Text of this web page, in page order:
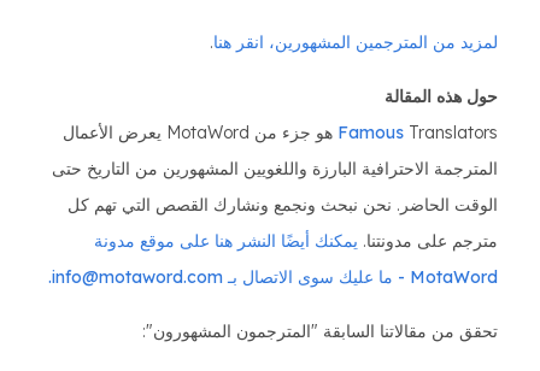
لمزيد من المترجمين المشهورين، انقر هنا.
حول هذه المقالة
Famous
Translators هو جزء من MotaWord يعرض الأعمال
المترجمة الاحترافية البارزة واللغويين المشهورين من التاريخ حتى
الوقت الحاضر. نحن نبحث ونجمع ونشارك القصص التي تهم كل
مترجم على مدونتنا. يمكنك أيضًا النشر هنا على موقع مدونة
MotaWord - ما عليك سوى الاتصال بـ info@motaword.com.
تحقق من مقالاتنا السابقة "المترجمون المشهورون":